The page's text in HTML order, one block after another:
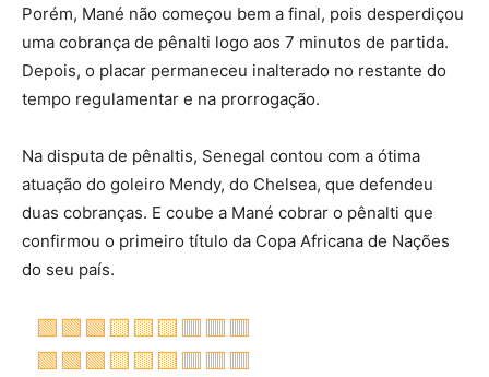
Porém, Mané não começou bem a final, pois desperdiçou
uma cobrança de pênalti logo aos 7 minutos de partida.
Depois, o placar permaneceu inalterado no restante do
tempo regulamentar e na prorrogação.
Na disputa de pênaltis, Senegal contou com a ótima
atuação do goleiro Mendy, do Chelsea, que defendeu
duas cobranças. E coube a Mané cobrar o pênalti que
confirmou o primeiro título da Copa Africana de Nações
do seu país.
🟩🟩🟩🟨🟨🟨🟥🟥🟥
🟩🟩🟩🟨🟨🟨🟥🟥🟥